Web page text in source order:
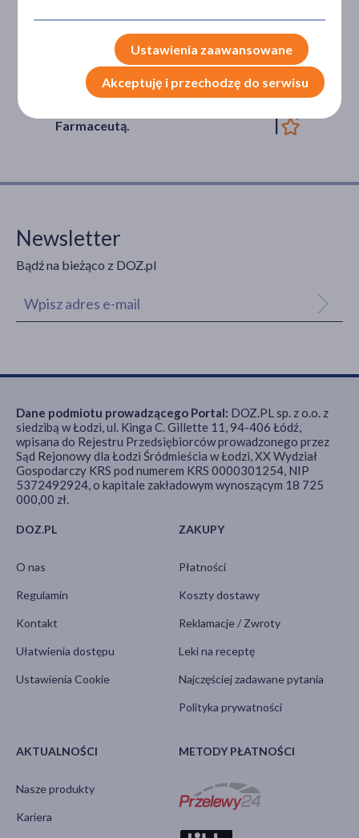
Encyklopedia leków i ziół
Wsparcie w leczeniu
Farmaceutą.
Newsletter
Bądź na bieżąco z DOZ.pl
DOZ.PL
O nas
Regulamin
Kontakt
Ułatwienia dostępu
Ustawienia Cookie
ZAKUPY
Płatności
Koszty dostawy
Reklamacje / Zwroty
Leki na receptę
Najczęściej zadawane pytania
Polityka prywatności
AKTUALNOŚCI
Nasze produkty
Kariera
METODY PŁATNOŚCI
Dane podmiotu prowadzącego Portal: DOZ.PL sp. z o.o. z
siedzibą w Łodzi, ul. Kinga C. Gillette 11, 94-406 Łódź,
wpisana do Rejestru Przedsiębiorców prowadzonego przez
Sąd Rejonowy dla Łodzi Śródmieścia w Łodzi, XX Wydział
Gospodarczy KRS pod numerem KRS 0000301254, NIP
5372492924, o kapitale zakładowym wynoszącym 18 725
000,00 zł.
Ustawienia zaawansowane
Akceptuję i przechodzę do serwisu